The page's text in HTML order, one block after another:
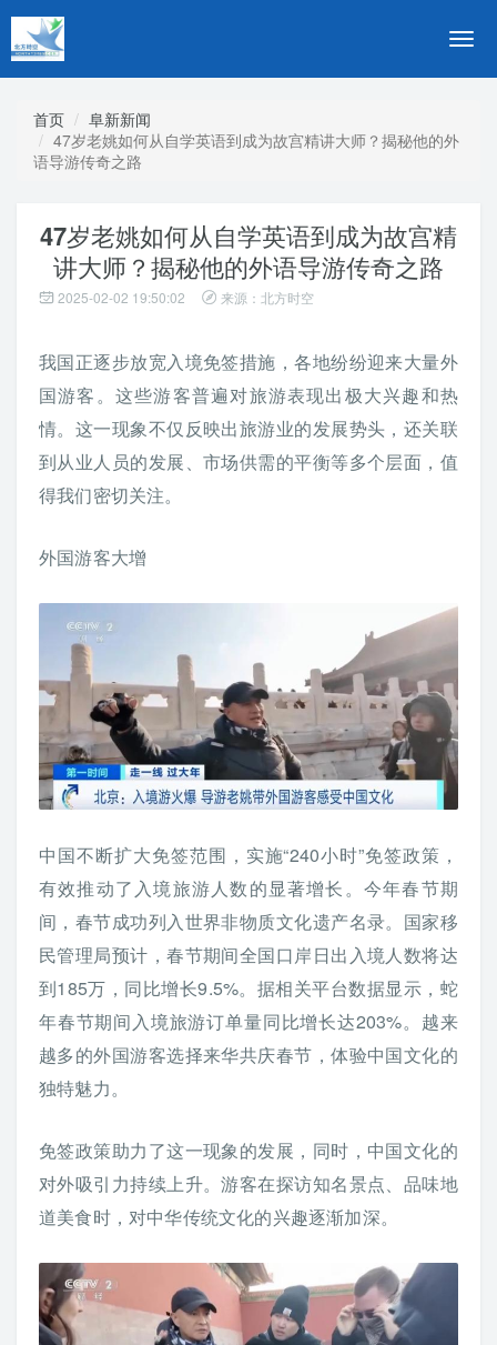
切
导
首页
阜新新闻
47岁老姚如何从自学英语到成为故宫精讲大师？揭秘他的外
语导游传奇之路
47岁老姚如何从自学英语到成为故宫精
讲大师？揭秘他的外语导游传奇之路
2025-02-02 19:50:02 来源：北方时空
我国正逐步放宽入境免签措施，各地纷纷迎来大量外
国游客。这些游客普遍对旅游表现出极大兴趣和热
情。这一现象不仅反映出旅游业的发展势头，还关联
到从业人员的发展、市场供需的平衡等多个层面，值
得我们密切关注。
外国游客大增
中国不断扩大免签范围，实施“240小时”免签政策，
有效推动了入境旅游人数的显著增长。今年春节期
间，春节成功列入世界非物质文化遗产名录。国家移
民管理局预计，春节期间全国口岸日出入境人数将达
到185万，同比增长9.5%。据相关平台数据显示，蛇
年春节期间入境旅游订单量同比增长达203%。越来
越多的外国游客选择来华共庆春节，体验中国文化的
独特魅力。
免签政策助力了这一现象的发展，同时，中国文化的
对外吸引力持续上升。游客在探访知名景点、品味地
道美食时，对中华传统文化的兴趣逐渐加深。